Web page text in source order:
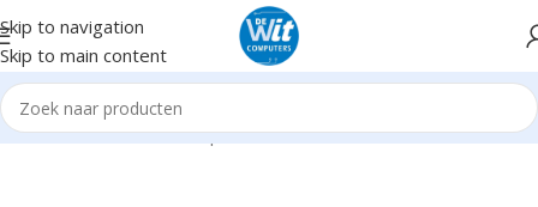
Skip to navigation
Skip to main content
Home Product Fabrikant productnummer 980-001348